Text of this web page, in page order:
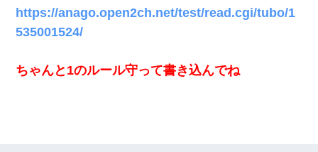
https://anago.open2ch.net/test/read.cgi/tubo/1
535001524/
ちゃんと1のルール守って書き込んでね